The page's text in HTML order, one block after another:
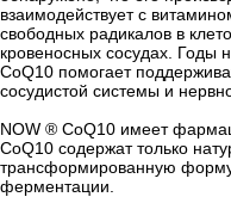
взаимодействует с
свободных радикалов в
кровеносных сосудах. Годы
CoQ10 помогает
сосудистой системы и
NOW ® CoQ10 имеет
CoQ10 содержат только
трансформированную
ферментации.